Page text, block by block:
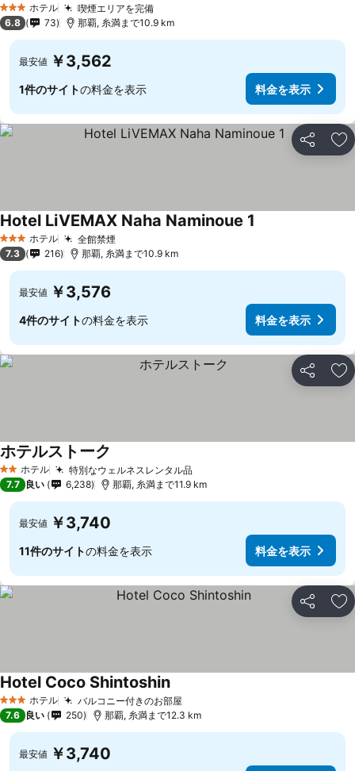
3 ホテルのランク
ホテル 喫煙エリアを完備
6.8 73 那覇, 糸満まで10.9 km
最安値 ￥3,562
1件のサイトの料金を表示 料金を表示
シェア お
3 ホテルのランク
ホテル 全館禁煙
Hotel LiVEMAX Naha Naminoue 1
7.3 216 那覇, 糸満まで10.9 km
最安値 ￥3,576
4件のサイトの料金を表示 料金を表示
シェア お
2 ホテルのランク
ホテル 特別なウェルネスレンタル品
ホテルストーク
7.7 良い 6,238 那覇, 糸満まで11.9 km
最安値 ￥3,740
11件のサイトの料金を表示 料金を表示
シェア お
3 ホテルのランク
ホテル バルコニー付きのお部屋
Hotel Coco Shintoshin
7.6 良い 250 那覇, 糸満まで12.3 km
最安値 ￥3,740